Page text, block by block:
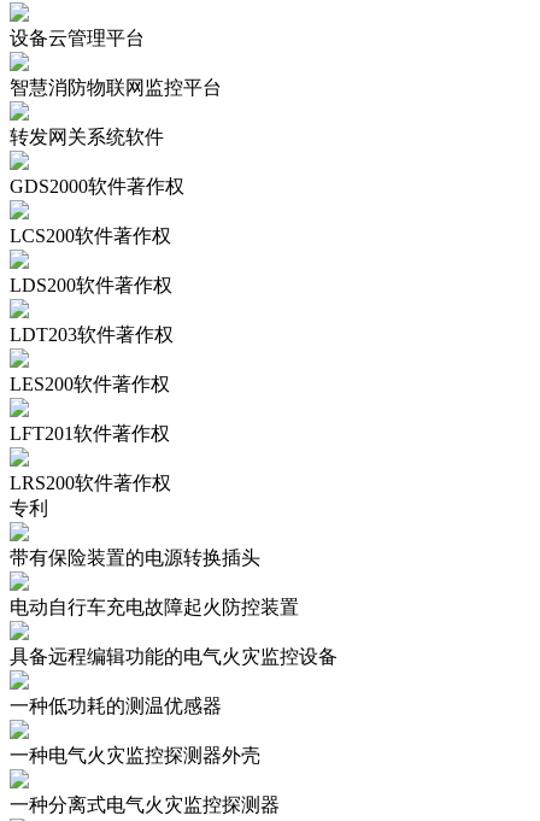
设备云管理平台
智慧消防物联网监控平台
转发网关系统软件
GDS2000软件著作权
LCS200软件著作权
LDS200软件著作权
LDT203软件著作权
LES200软件著作权
LFT201软件著作权
LRS200软件著作权
专利
带有保险装置的电源转换插头
电动自行车充电故障起火防控装置
具备远程编辑功能的电气火灾监控设备
一种低功耗的测温优感器
一种电气火灾监控探测器外壳
一种分离式电气火灾监控探测器